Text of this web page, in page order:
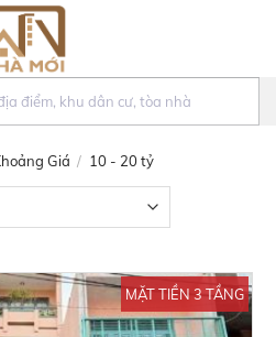
Giá / 10 - 20 tỷ
MẶT TIỀN 3 TẦNG